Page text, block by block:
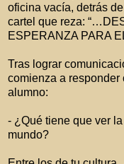
oficina vacía, detrás
cartel que reza:
ESPERANZA PARA
Tras lograr
comienza a responder
alumno:
- ¿Qué tiene que ver
mundo?